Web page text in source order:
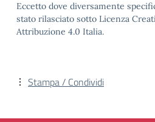
Eccetto dove diversamente
stato rilasciato sotto Licenza
Attribuzione 4.0 Italia.
Stampa / Condividi